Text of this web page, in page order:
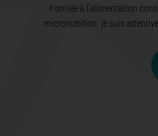
Formée à l'alimentation
micronutrition, je suis